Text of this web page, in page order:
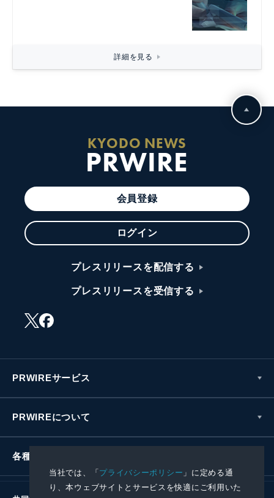
当社では、「プライバシーポリシー 」に定める通
り、本ウェブサイトとサービスを快適にご利用いた
詳細を見る
KYODO NEWS
PRWIRE
会員登録
ログイン
プレスリリースを配信する
プレスリリースを受信する
PRWIREサービス
PRWIREについて
各種お問い合わせ